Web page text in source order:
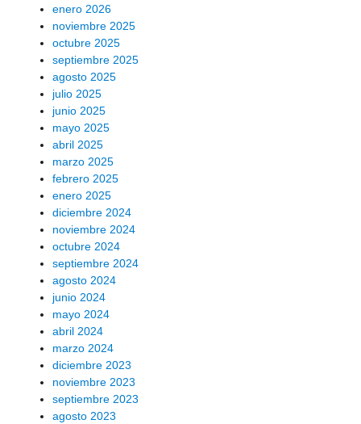
enero 2026
noviembre 2025
octubre 2025
septiembre 2025
agosto 2025
julio 2025
junio 2025
mayo 2025
abril 2025
marzo 2025
febrero 2025
enero 2025
diciembre 2024
noviembre 2024
octubre 2024
septiembre 2024
agosto 2024
junio 2024
mayo 2024
abril 2024
marzo 2024
diciembre 2023
noviembre 2023
septiembre 2023
agosto 2023